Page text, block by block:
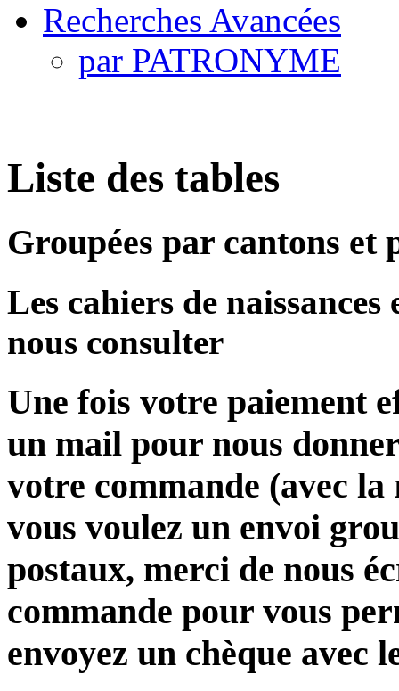
Recherches Avancées
par PATRONYME
Liste des tables
Groupées par cantons et
Les cahiers de
nous consulter
Une fois votre paiement
un mail pour nous
votre commande (avec
vous voulez un envoi
postaux, merci de nous
commande pour vous
envoyez un chèque avec